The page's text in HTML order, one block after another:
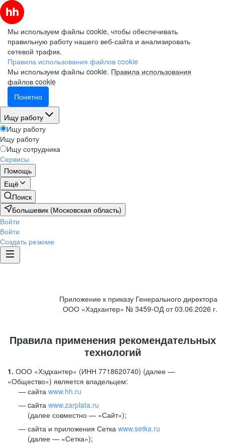
Мы используем файлы cookie, чтобы обеспечивать
правильную работу нашего веб-сайта и анализировать
сетевой трафик.
Правила использования файлов cookie
Мы используем файлы cookie. Правила использования
файлов cookie
Понятно
Ищу работу
Ищу работу
Ищу работу
Ищу сотрудника
Сервисы
Помощь
Ещё
Поиск
Большевик (Московская область)
Войти
Войти
Создать резюме
Приложение к приказу Генерального директора
ООО «Хэдхантер» № 3459-ОД от 03.06.2026 г.
Правила применения рекомендательных
технологий
1. ООО «Хэдхантер» (ИНН 7718620740) (далее —
«Общество») является владельцем:
сайта www.hh.ru
cайта www.zarplata.ru
(далее совместно — «Сайт»);
сайта и приложения Сетка www.setka.ru
(далее — «Сетка»);